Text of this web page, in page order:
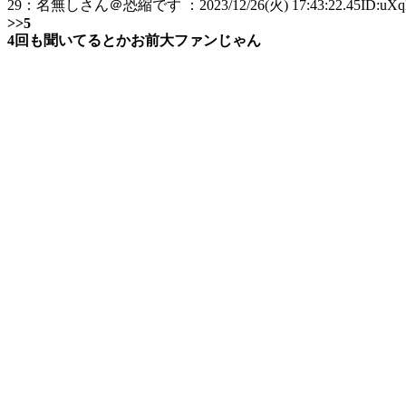
29：名無しさん＠恐縮です ：2023/12/26(火)
>>5
4回も聞いてるとかお前大ファンじゃん